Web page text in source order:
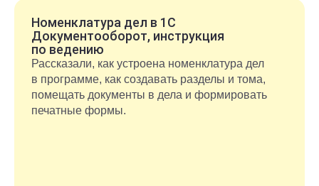
Номенклатура дел в 1С
Документооборот, инструкция
по ведению
Рассказали, как устроена номенклатура дел
в программе, как создавать разделы и тома,
помещать документы в дела и формировать
печатные формы.